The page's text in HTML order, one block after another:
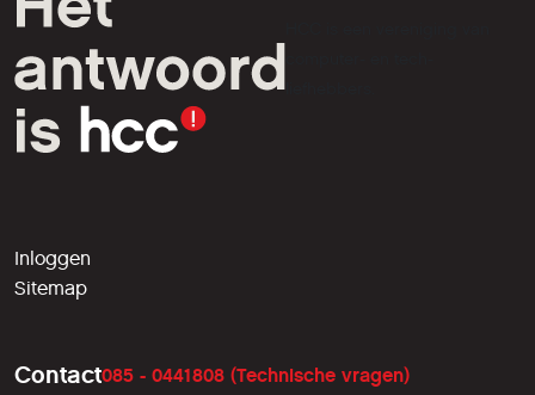
liefhebbers.
Inloggen
Sitemap
Contact085 - 0441808 (Technische vragen)